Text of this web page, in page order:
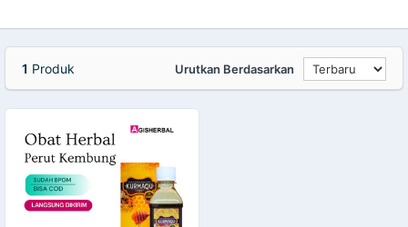
1 Produk Urutkan Berdasarkan